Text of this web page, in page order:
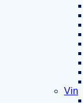
Vin